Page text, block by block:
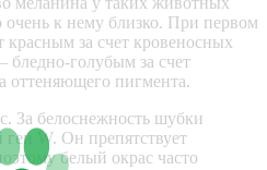
к нему близко. При первом
красным за счет кровеносных
бледно-голубым за счет
оттеняющего пигмента.
За белоснежность шубки
W. Он препятствует
белый окрас часто